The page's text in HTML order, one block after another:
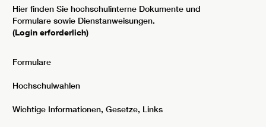
Hier finden Sie hochschulinterne Dokumente und
Formulare sowie Dienstanweisungen.
(Login erforderlich)
Formulare
Hochschulwahlen
Wichtige Informationen, Gesetze, Links